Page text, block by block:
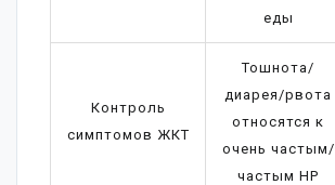
еды
Контроль
симптомов ЖКТ
Тошнота/
диарея/рвота
относятся к
очень частым/
частым НР